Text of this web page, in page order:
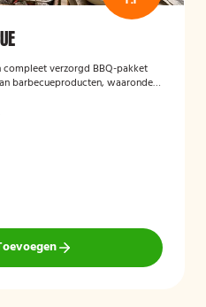
compleet verzorgd BBQ-pakket
barbecueproducten, waaronder
Het arrangement wordt
sauzen, vers afgebakken
borden en het bestek zijn
verzorgt zowel de bezorging als